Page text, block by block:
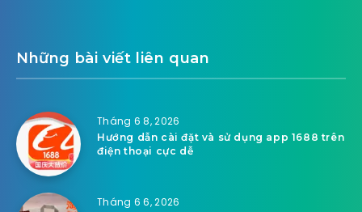
Những bài viết liên quan
Tháng 6 8, 2026
Hướng dẫn cài đặt và sử dụng app 1688 trên
điện thoại cực dễ
Tháng 6 6, 2026